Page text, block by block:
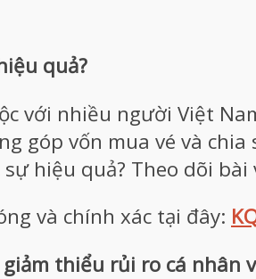
quả?
với nhiều người Việt
góp vốn mua vé và
hiệu quả? Theo dõi
và chính xác tại đây:
thiểu rủi ro cá